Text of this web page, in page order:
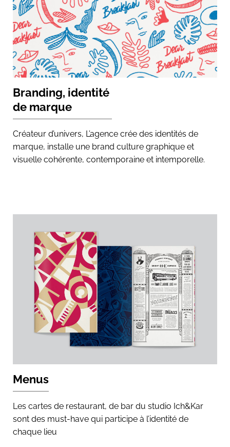
Branding, identité
de marque
Créateur d’univers, L’agence crée des identités de
marque, installe une brand culture graphique et
visuelle cohérente, contemporaine et intemporelle.
Menus
Les cartes de restaurant, de bar du studio Ich&Kar
sont des must-have qui participe à l’identité de
chaque lieu